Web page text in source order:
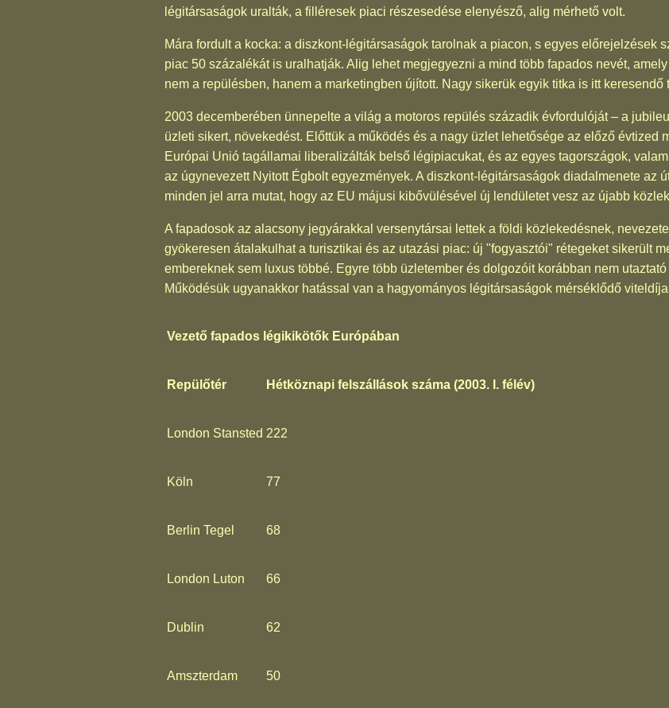
légitársaságok uralták, a filléresek piaci részesedése elenyésző, alig mérhető volt.
Mára fordult a kocka: a diszkont-légitársaságok tarolnak a piacon, s egyes előrejelzések
piac 50 százalékát is uralhatják. Alig lehet megjegyezni a mind több fapados nevét,
nem a repülésben, hanem a marketingben újított. Nagy sikerük egyik titka is itt keresendő
2003 decemberében ünnepelte a világ a motoros repülés századik évfordulóját – a
üzleti sikert, növekedést. Előttük a működés és a nagy üzlet lehetősége az előző évtized
Európai Unió tagállamai liberalizálták belső légipiacukat, és az egyes tagországok,
az úgynevezett Nyitott Égbolt egyezmények. A diszkont-légitársaságok diadalmenete az
minden jel arra mutat, hogy az EU májusi kibővülésével új lendületet vesz az újabb
A fapadosok az alacsony jegyárakkal versenytársai lettek a földi közlekedésnek,
gyökeresen átalakulhat a turisztikai és az utazási piac: új "fogyasztói" rétegeket sikerült
embereknek sem luxus többé. Egyre több üzletember és dolgozóit korábban nem
Működésük ugyanakkor hatással van a hagyományos légitársaságok mérséklődő
Vezető fapados légikikötők Európában
Repülőtér Hétköznapi felszállások száma (2003. I. félév)
London Stansted 222
Köln 77
Berlin Tegel 68
London Luton 66
Dublin 62
Amszterdam 50